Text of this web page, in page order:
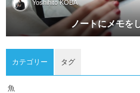
Yoshihito KOBA
ノートにメモを
カテゴリー タグ
魚